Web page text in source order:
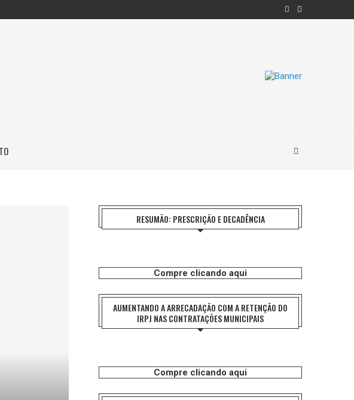
RESUMÃO: PRESCRIÇÃO E DECADÊNCIA
Compre clicando aqui
AUMENTANDO A ARRECADAÇÃO COM A RETENÇÃO DO
IRPJ NAS CONTRATAÇÕES MUNICIPAIS
Compre clicando aqui